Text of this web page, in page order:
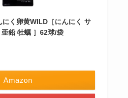
にく卵黄WILD［にんにく サ
鉛 牡蠣 ］62球/袋
Amazon